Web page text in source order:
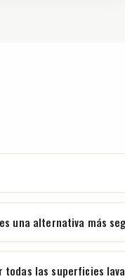
una alternativa más
todas las superficies